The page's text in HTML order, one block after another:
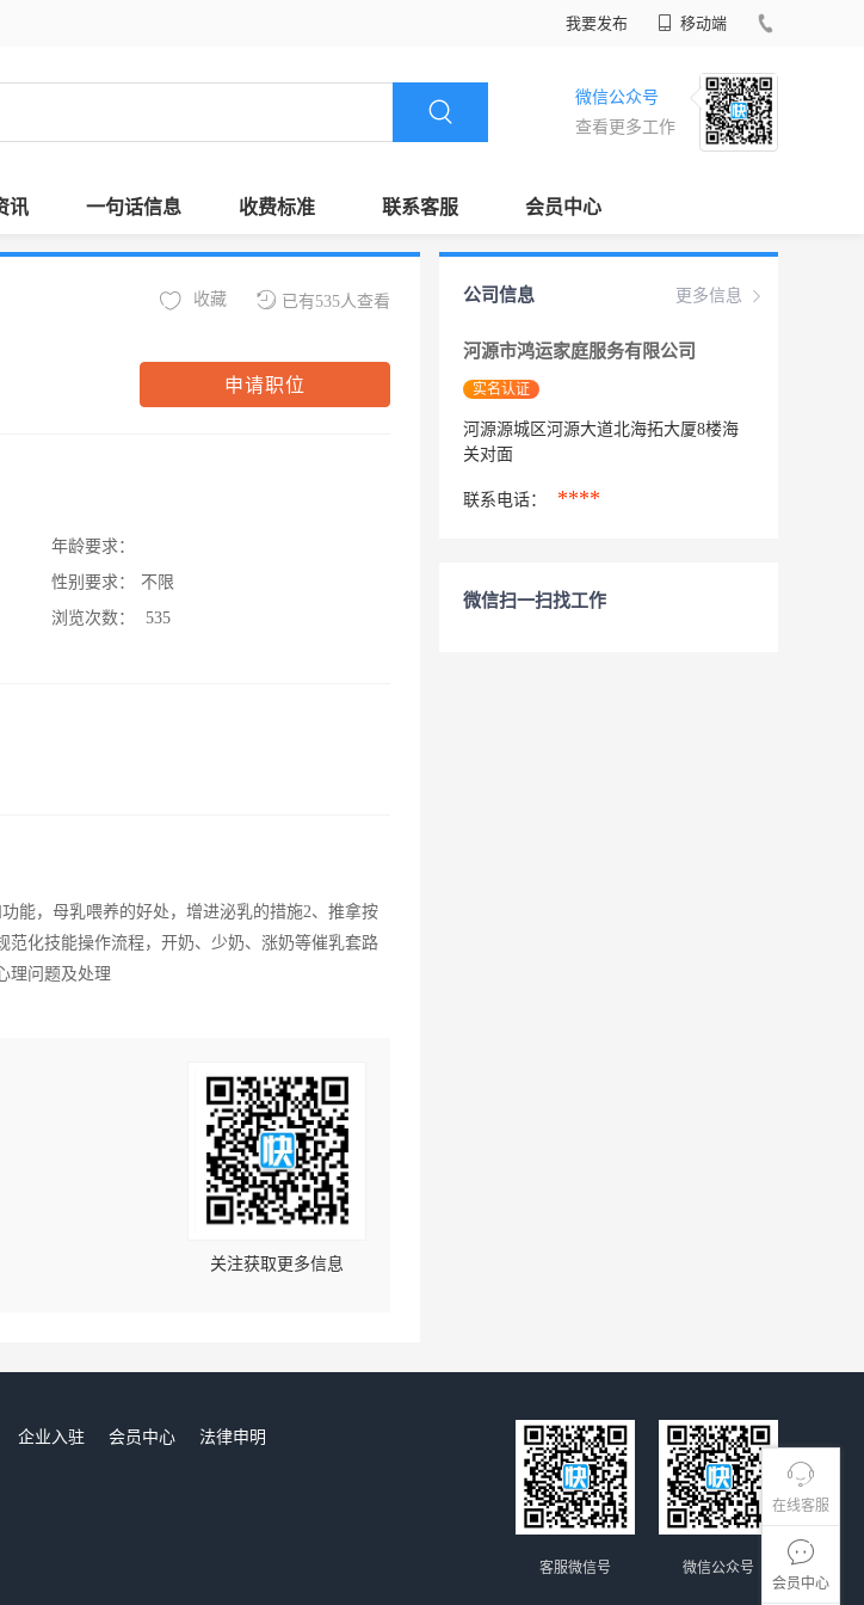
我要发布 移动端
微信公众号
查看更多工作
讯 一句话信息 收费标准 联系客服 会员中心
在线客服
会员中心
已有535人查看
收藏
申请职位
年龄要求：
性别要求：
不限
浏览次数：
535
能，母乳喂养的好处，增进泌乳的措施2、推拿按
范化技能操作流程，开奶、少奶、涨奶等催乳套路
理问题及处理
关注获取更多信息
更多信息
公司信息
河源市鸿运家庭服务有限公司
实名认证
河源源城区河源大道北海拓大厦8楼海
关对面
联系电话： ****
微信扫一扫找工作
企业入驻 会员中心
法律申明
微信公众号
客服微信号